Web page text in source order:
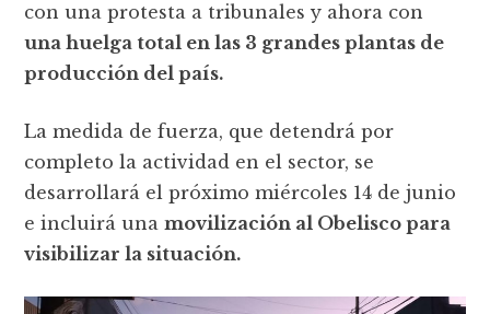
con una protesta a tribunales y ahora con
una huelga total en las 3 grandes plantas de
producción del país.
La medida de fuerza, que detendrá por
completo la actividad en el sector, se
desarrollará el próximo miércoles 14 de junio
e incluirá unamovilización al Obelisco para
visibilizar la situación.